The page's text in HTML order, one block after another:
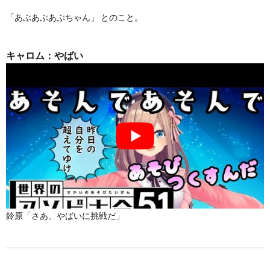
「あぶあぶあぶちゃん」 とのこと。
キャロム：やばい
鈴原「さあ、やばいに挑戦だ」